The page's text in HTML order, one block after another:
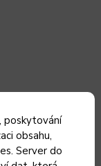
poskytování
obsahu,
Server do